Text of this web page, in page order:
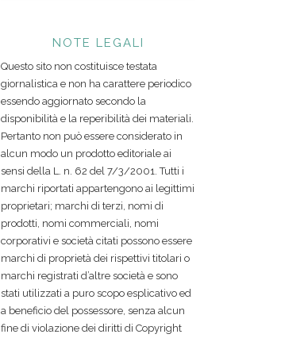
NOTE LEGALI
Questo sito non costituisce testata
giornalistica e non ha carattere periodico
essendo aggiornato secondo la
disponibilità e la reperibilità dei materiali.
Pertanto non può essere considerato in
alcun modo un prodotto editoriale ai
sensi della L. n. 62 del 7/3/2001. Tutti i
marchi riportati appartengono ai legittimi
proprietari; marchi di terzi, nomi di
prodotti, nomi commerciali, nomi
corporativi e società citati possono essere
marchi di proprietà dei rispettivi titolari o
marchi registrati d’altre società e sono
stati utilizzati a puro scopo esplicativo ed
a beneficio del possessore, senza alcun
fine di violazione dei diritti di Copyright